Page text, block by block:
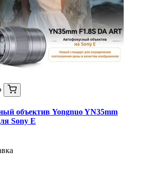
объектив Yongnuo YN35mm
Sony E